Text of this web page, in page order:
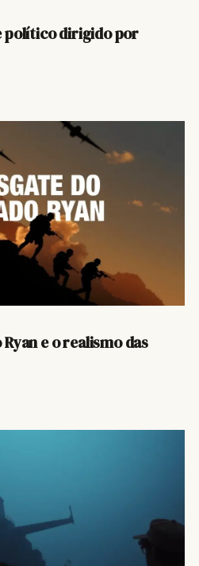
político dirigido por
e o realismo das